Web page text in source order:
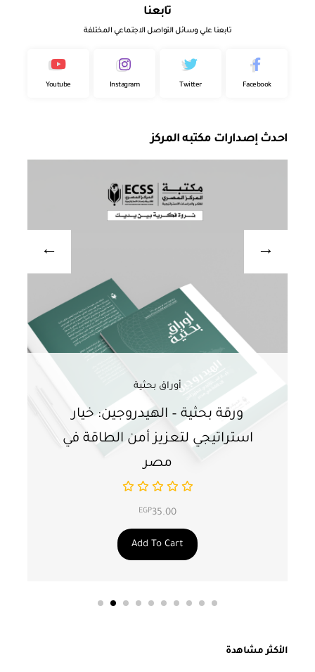
تابعنا
تابعنا علي وسائل التواصل الاجتماعي المختلفة
Facebook
Twitter
Instagram
Youtube
احدث إصدارات مكتبه المركز
أوراق بحثية
ورقة بحثية – الهيدروجين: خيار
استراتيجي لتعزيز أمن الطاقة في
مصر
EGP35.00
Add To Cart
الأكثر مشاهدة